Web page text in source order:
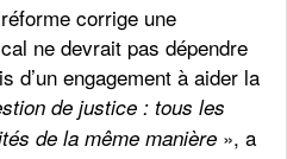
corrige une
ne devrait pas dépendre
d’un engagement à aider la
de justice : tous les
de la même manière », a